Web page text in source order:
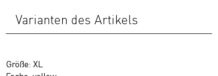
Varianten des Artikels
Größe: XL